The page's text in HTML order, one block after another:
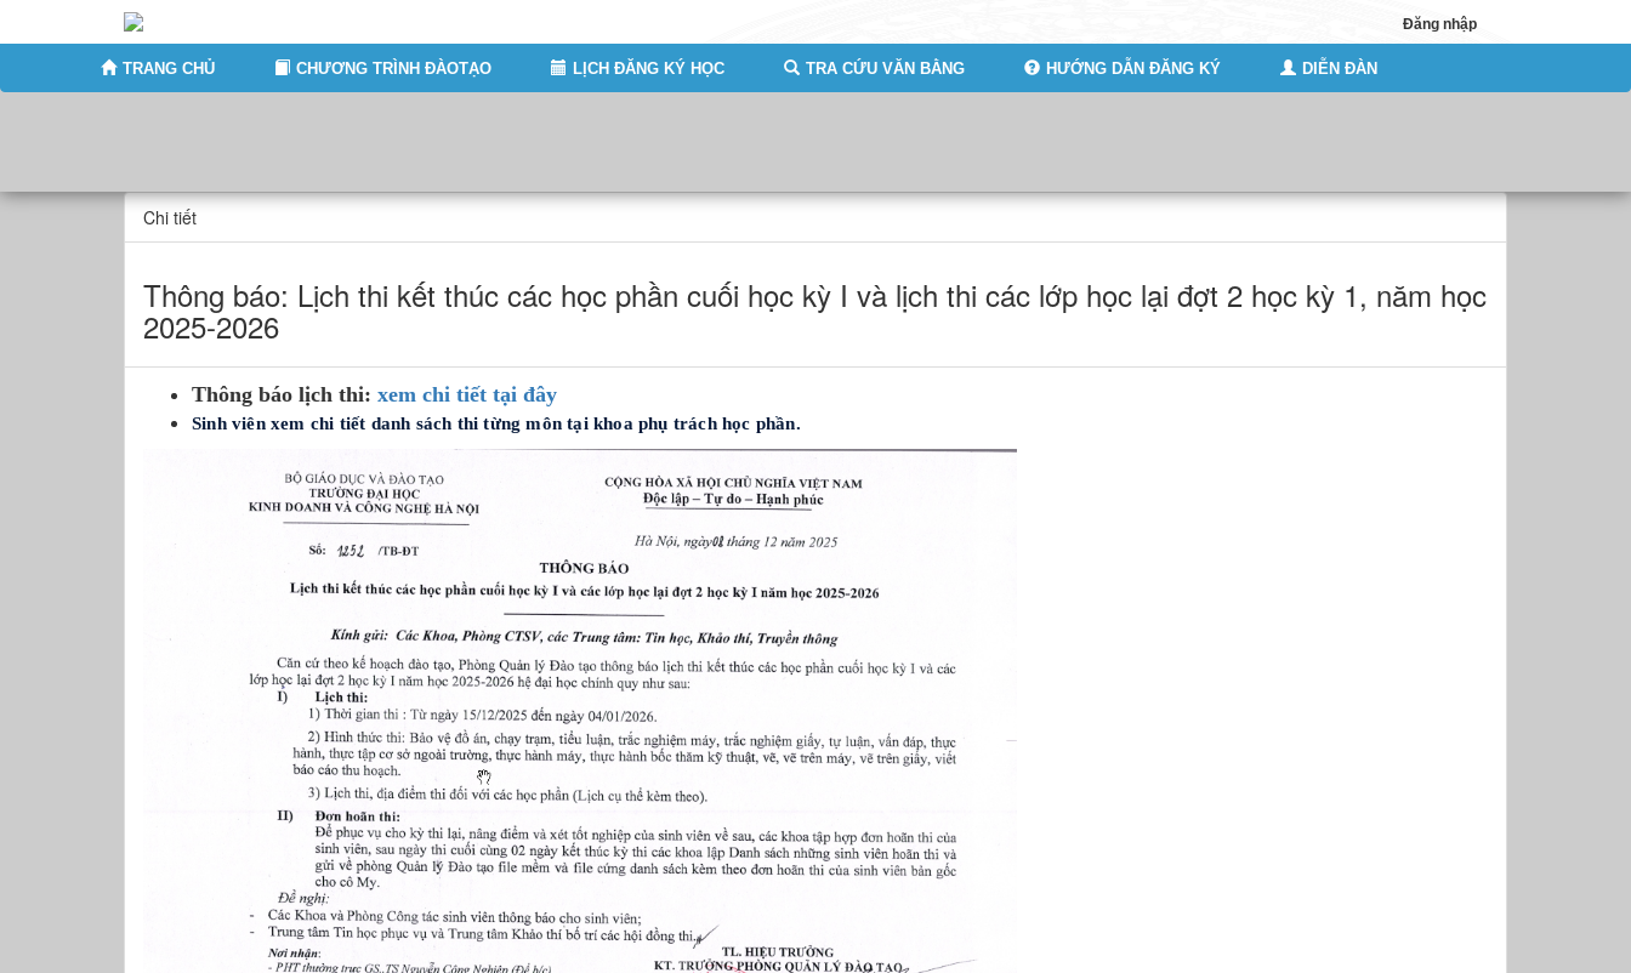
Đăng nhập
TRANG CHỦ CHƯƠNG TRÌNH ĐÀOTẠO LỊCH ĐĂNG KÝ HỌC TRA CỨU VĂN BẰNG HƯỚNG DẪN ĐĂNG KÝ DIỄN ĐÀN
Chi tiết
Thông báo: Lịch thi kết thúc các học phần cuối học kỳ I và lịch thi các lớp học lại đợt 2 học kỳ 1, năm học
2025-2026
Thông báo lịch thi: xem chi tiết tại đây
Sinh viên xem chi tiết danh sách thi từng môn tại khoa phụ trách học phần.